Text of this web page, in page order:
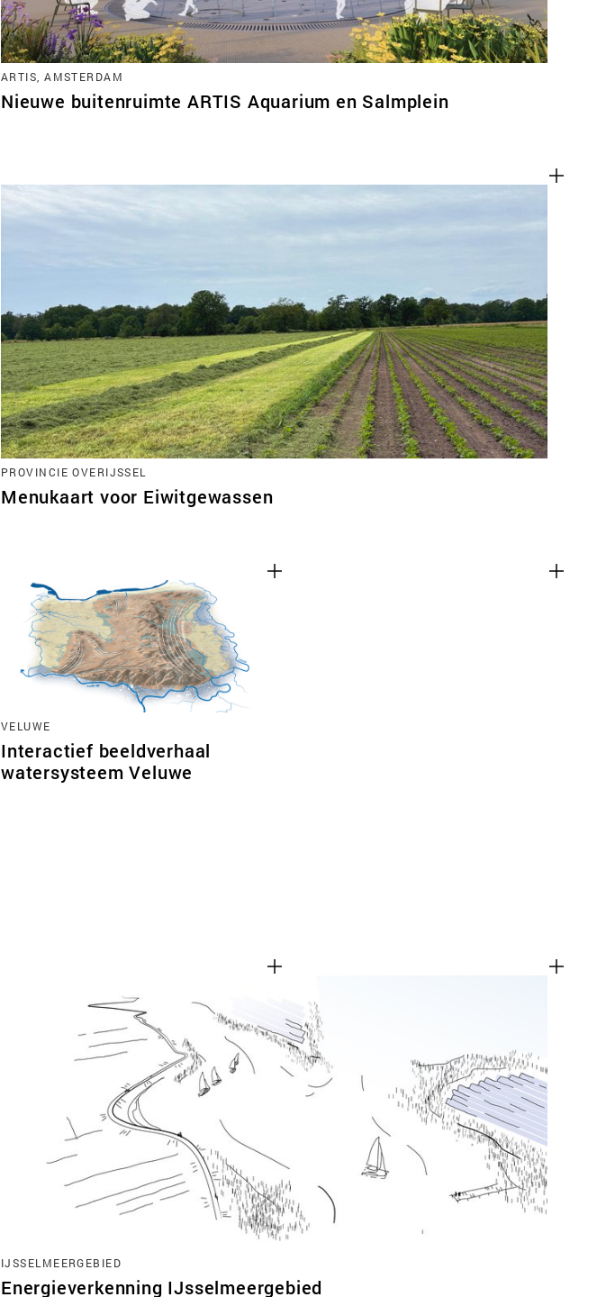
ARTIS, AMSTERDAM
Nieuwe buitenruimte ARTIS Aquarium en Salmplein
PROVINCIE OVERIJSSEL
Menukaart voor Eiwitgewassen
VELUWE
Interactief beeldverhaal
watersysteem Veluwe
IJSSELMEERGEBIED
Energieverkenning IJsselmeergebied